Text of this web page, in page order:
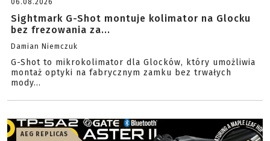
06.08.2026
Sightmark G-Shot montuje kolimator na Glocku
bez frezowania za...
Damian Niemczuk
G-Shot to mikrokolimator dla Glocków, który umożliwia
montaż optyki na fabrycznym zamku bez trwałych
mody...
AEG REPLICAS